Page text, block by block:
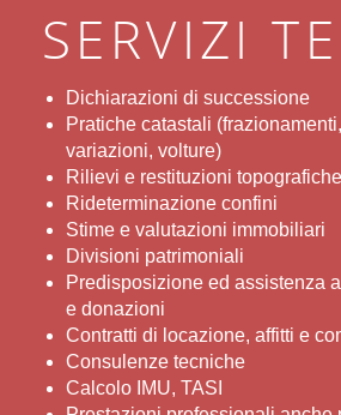
SERVIZI
Dichiarazioni di successione
Pratiche catastali
variazioni, volture)
Rilievi e restituzioni topografiche
Rideterminazione confini
Stime e valutazioni immobiliari
Divisioni patrimoniali
Predisposizione ed assistenza
e donazioni
Contratti di locazione, affitti e
Consulenze tecniche
Calcolo IMU, TASI